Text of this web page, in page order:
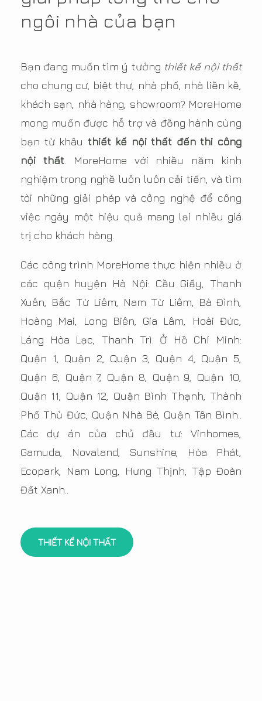
ngôi nhà của bạn
Bạn đang muốn tìm ý tưởng thiết kế nội thất
cho chung cư, biệt thự, nhà phố, nhà liền kề,
khách sạn, nhà hàng, showroom? MoreHome
mong muốn được hỗ trợ và đồng hành cùng
bạn từ khâu thiết kế nội thất đến thi công
nội thất. MoreHome với nhiều năm kinh
nghiệm trong nghề luôn luôn cải tiến, và tìm
tòi những giải pháp và công nghệ để công
việc ngày một hiệu quả mang lại nhiều giá
trị cho khách hàng.
Các công trình MoreHome thực hiện nhiều ở
các quận huyện Hà Nội: Cầu Giấy, Thanh
Xuân, Bắc Từ Liêm, Nam Từ Liêm, Bà Đình,
Hoàng Mai, Long Biên, Gia Lâm, Hoài Đức,
Láng Hòa Lạc, Thanh Trì. Ở Hồ Chí Minh:
Quận 1, Quận 2, Quận 3, Quận 4, Quận 5,
Quận 6, Quận 7, Quận 8, Quận 9, Quận 10,
Quận 11, Quận 12, Quận Bình Thạnh, Thành
Phố Thủ Đức, Quận Nhà Bè, Quận Tân Bình..
Các dự án của chủ đầu tư: Vinhomes,
Gamuda, Novaland, Sunshine, Hòa Phát,
Ecopark, Nam Long, Hưng Thịnh, Tập Đoàn
Đất Xanh..
THIẾT KẾ NỘI THẤT